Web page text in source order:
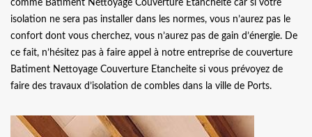
comme Batiment Nettoyage Couverture Etancheite car si votre
isolation ne sera pas installer dans les normes, vous n’aurez pas le
confort dont vous cherchez, vous n’aurez pas de gain d’énergie. De
ce fait, n’hésitez pas à faire appel à notre entreprise de couverture
Batiment Nettoyage Couverture Etancheite si vous prévoyez de
faire des travaux d’isolation de combles dans la ville de Ports.